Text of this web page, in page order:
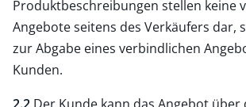
Produktbeschreibungen stellen keine
Angebote seitens des Verkäufers dar,
zur Abgabe eines verbindlichen
Kunden.
2.2 Der Kunde kann das Angebot über